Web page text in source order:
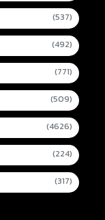
(537)
(492)
(771)
(509)
(4626)
(224)
(317)